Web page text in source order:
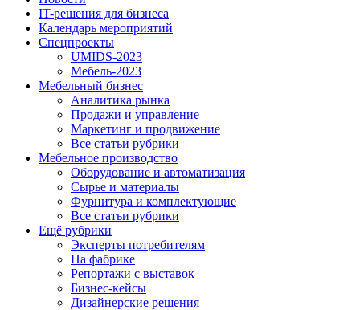
IT-решения для бизнеса
Календарь мероприятий
Спецпроекты
UMIDS-2023
Мебель-2023
Мебельный бизнес
Аналитика рынка
Продажи и управление
Маркетинг и продвижение
Все статьи рубрики
Мебельное производство
Оборудование и автоматизация
Сырье и материалы
Фурнитура и комплектующие
Все статьи рубрики
Ещё рубрики
Эксперты потребителям
На фабрике
Репортажи с выставок
Бизнес-кейсы
Дизайнерские решения